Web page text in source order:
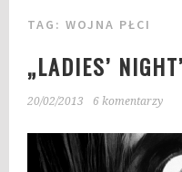
TAG:WOJNA PŁCI
„LADIES’
20/02/2013 6 komentarzy